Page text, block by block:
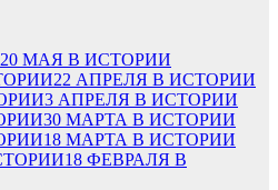
20 МАЯ В ИСТОРИИ
22 АПРЕЛЯ В ИСТОРИИ
3 АПРЕЛЯ В ИСТОРИИ
30 МАРТА В ИСТОРИИ
18 МАРТА В ИСТОРИИ
18 ФЕВРАЛЯ В